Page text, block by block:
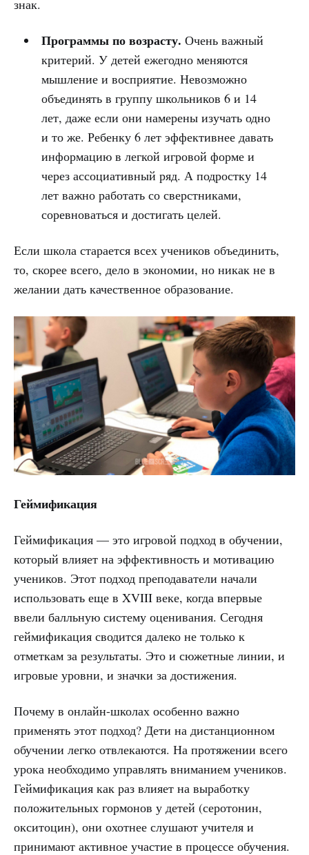
знак.
Программы по возрасту. Очень важный
критерий. У детей ежегодно меняются
мышление и восприятие. Невозможно
объединять в группу школьников 6 и 14
лет, даже если они намерены изучать одно
и то же. Ребенку 6 лет эффективнее давать
информацию в легкой игровой форме и
через ассоциативный ряд. А подростку 14
лет важно работать со сверстниками,
соревноваться и достигать целей.
Если школа старается всех учеников объединить,
то, скорее всего, дело в экономии, но никак не в
желании дать качественное образование.
Геймификация
Геймификация — это игровой подход в обучении,
который влияет на эффективность и мотивацию
учеников. Этот подход преподаватели начали
использовать еще в XVIII веке, когда впервые
ввели балльную систему оценивания. Сегодня
геймификация сводится далеко не только к
отметкам за результаты. Это и сюжетные линии, и
игровые уровни, и значки за достижения.
Почему в онлайн-школах особенно важно
применять этот подход? Дети на дистанционном
обучении легко отвлекаются. На протяжении всего
урока необходимо управлять вниманием учеников.
Геймификация как раз влияет на выработку
положительных гормонов у детей (серотонин,
окситоцин), они охотнее слушают учителя и
принимают активное участие в процессе обучения.